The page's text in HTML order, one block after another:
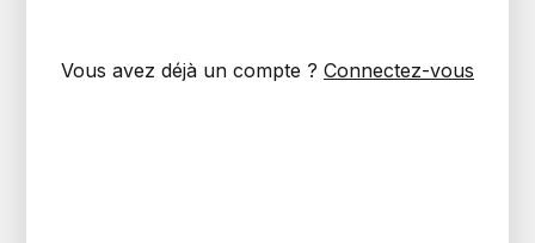
Vous avez déjà un compte ? Connectez-vous